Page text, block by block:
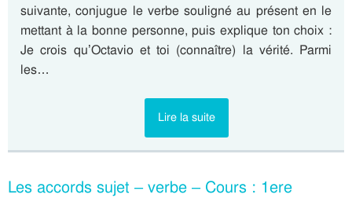
suivante, conjugue le verbe souligné au présent en le
mettant à la bonne personne, puis explique ton choix :
Je crois qu’Octavio et toi (connaître) la vérité. Parmi
les…
Lire la suite
Les accords sujet – verbe – Cours : 1ere